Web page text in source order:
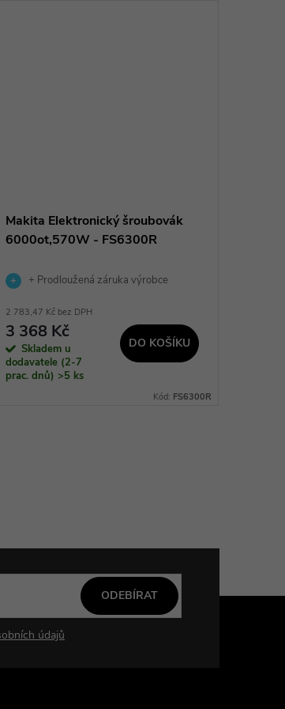
Makita Elektronický šroubovák
6000ot,570W - FS6300R
+ Prodloužená záruka výrobce
2 783,47 Kč bez DPH
3 368 Kč
Skladem u
dodavatele (2-7
prac. dnů) >5 ks
DO KOŠÍKU
Kód: FS6300R
údajů
ODEBÍRAT